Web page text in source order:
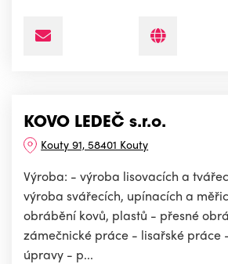
KOVO LEDEČ s.r.o.
Kouty 91, 58401 Kouty
Výroba: - výroba lisovacích a
výroba svářecích, upínacích a
obrábění kovů, plastů - přesné
zámečnické práce - lisařské práce
úpravy - p...